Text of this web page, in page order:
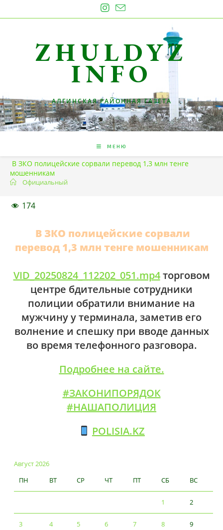
к
ZHULDYZ
INFO
АЛГИНСКАЯ РАЙОННАЯ ГАЗЕТА
МЕНЮ
В ЗКО полицейские сорвали перевод 1,3 млн тенге
мошенникам
Официальный
174
В ЗКО полицейские сорвали
перевод 1,3 млн тенге мошенникам
VID_20250824_112202_051.mp4торговом
центре бдительные сотрудники
полиции обратили внимание на
мужчину у терминала, заметив его
волнение и спешку при вводе данных
во время телефонного разговора.
Подробнее на сайте.
#ЗАКОНИПОРЯДОК
#НАШАПОЛИЦИЯ
POLISIA.KZ
Август 2026
ПН
ВТ СР ЧТ ПТ СБ ВС
1 2
3 4 5 6 7 8 9